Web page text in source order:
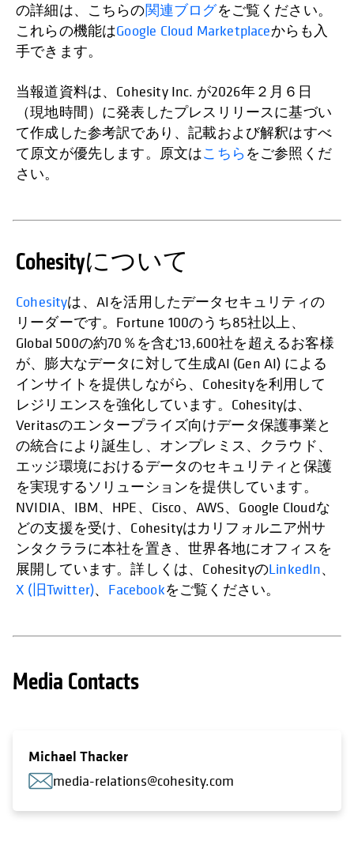
の詳細は、こちらの関連ブログをご覧ください。
これらの機能はGoogle Cloud Marketplaceからも入
手できます。
当報道資料は、Cohesity Inc. が2026年２月６日
（現地時間）に発表したプレスリリースに基づい
て作成した参考訳であり、記載および解釈はすべ
て原文が優先します。原文はこちらをご参照くだ
さい。
Cohesityについて
Cohesityは、AIを活用したデータセキュリティの
リーダーです。Fortune 100のうち85社以上、
Global 500の約70％を含む13,600社を超えるお客様
が、膨大なデータに対して生成AI (Gen AI) による
インサイトを提供しながら、Cohesityを利用して
レジリエンスを強化しています。Cohesityは、
Veritasのエンタープライズ向けデータ保護事業と
の統合により誕生し、オンプレミス、クラウド、
エッジ環境におけるデータのセキュリティと保護
を実現するソリューションを提供しています。
NVIDIA、IBM、HPE、Cisco、AWS、Google Cloudな
どの支援を受け、Cohesityはカリフォルニア州サ
ンタクララに本社を置き、世界各地にオフィスを
展開しています。詳しくは、CohesityのLinkedIn、
X (旧Twitter)、 Facebookをご覧ください。
Media Contacts
Michael Thacker
media-relations@cohesity.com